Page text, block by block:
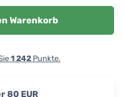
Warenkorb
1 242 Punkte.
80 EUR